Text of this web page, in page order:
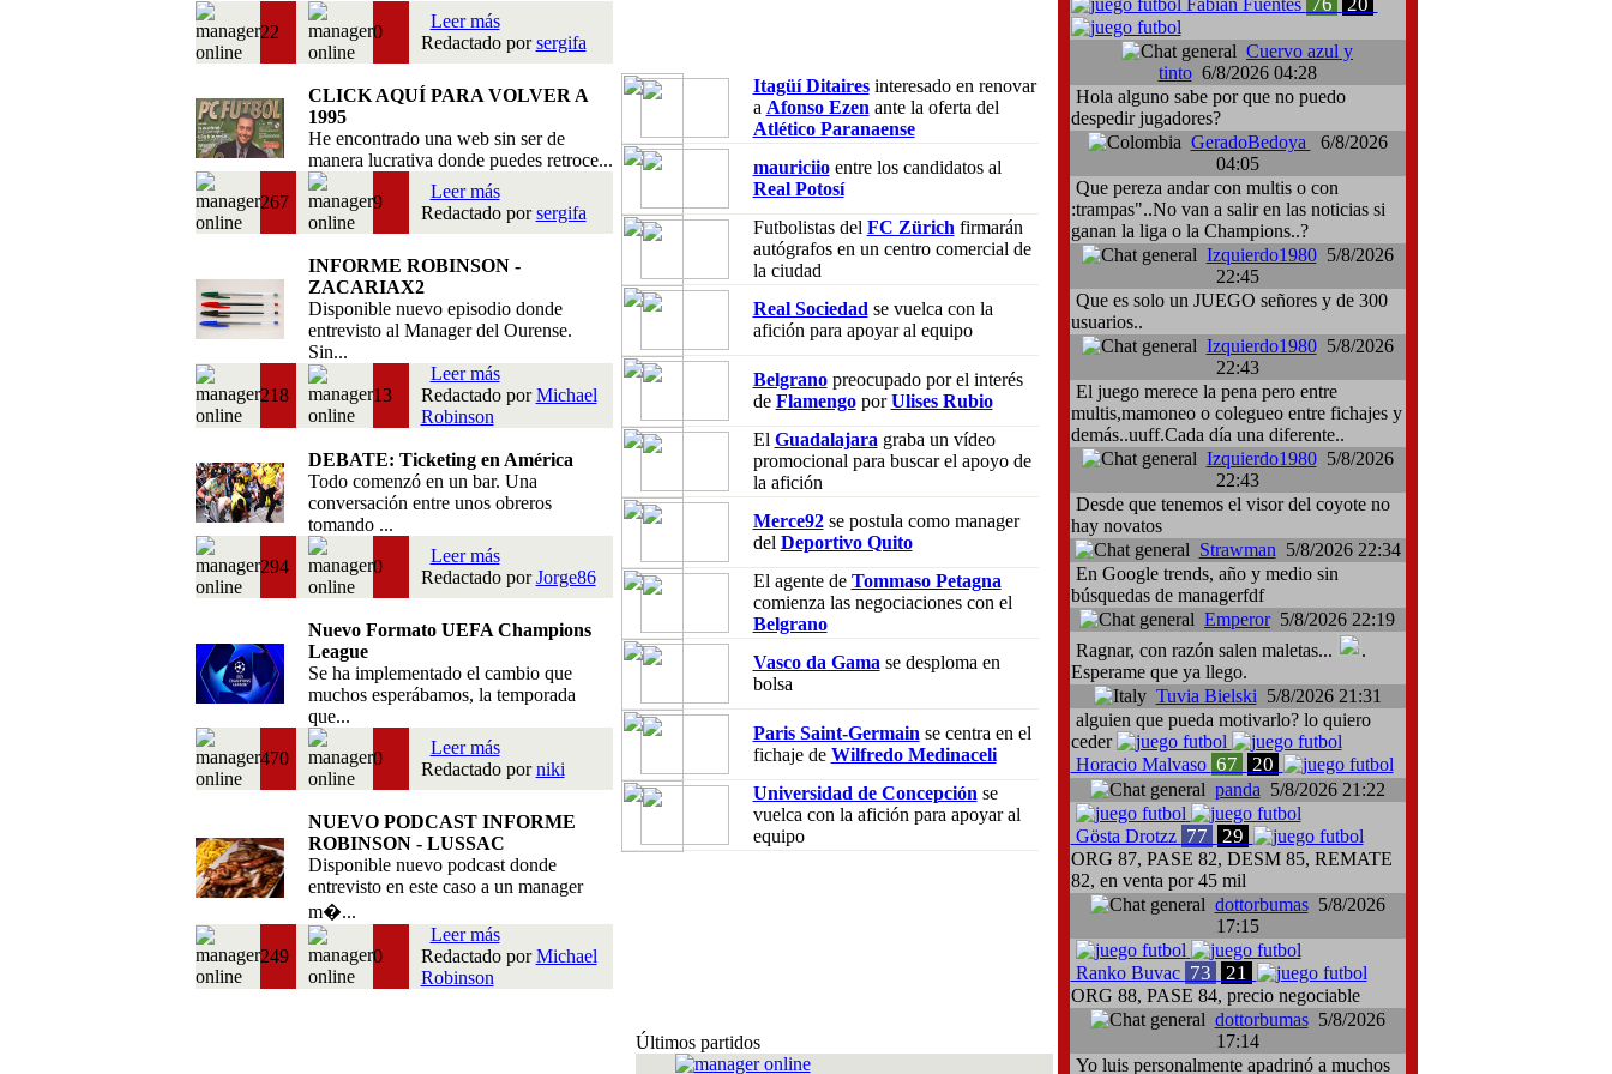
22 0
Leer más
Redactado porsergifa
CLICK AQUÍ PARA VOLVER A
1995
He encontrado una web sin ser de
manera lucrativa donde puedes retroce...
267 9
Leer más
Redactado porsergifa
INFORME ROBINSON -
ZACARIAX2
Disponible nuevo episodio donde
entrevisto al Manager del Ourense.
Sin...
218 13
Leer más
Redactado porMichael
Robinson
DEBATE: Ticketing en América
Todo comenzó en un bar. Una
conversación entre unos obreros
tomando ...
294 0
Leer más
Redactado porJorge86
Nuevo Formato UEFA Champions
League
Se ha implementado el cambio que
muchos esperábamos, la temporada
que...
470 0
Leer más
Redactado porniki
NUEVO PODCAST INFORME
ROBINSON - LUSSAC
Disponible nuevo podcast donde
entrevisto en este caso a un manager
m�...
249 0
Leer más
Redactado porMichael
Robinson
Itagüí Ditairesinteresado en renovar
a Afonso Ezen ante la oferta del
Atlético Paranaense
mauriciioentre los candidatos al
Real Potosí
Futbolistas del FC Zürich firmarán
autógrafos en un centro comercial de
la ciudad
Real Sociedad se vuelca con la
afición para apoyar al equipo
Belgranopreocupado por el interés
de FlamengoporUlises Rubio
El Guadalajara graba un vídeo
promocional para buscar el apoyo de
la afición
Merce92se postula como manager
del Deportivo Quito
El agente de Tommaso Petagna
comienza las negociaciones con el
Belgrano
Vasco da Gama se desploma en
bolsa
Paris Saint-Germain se centra en el
fichaje de Wilfredo Medinaceli
Universidad de Concepción se
vuelca con la afición para apoyar al
equipo
Últimos partidos
Fabian Fuentes
Cuervo azul y
tinto6/8/2026 04:28
Hola alguno sabe por que no puedo
despedir jugadores?
GeradoBedoya
6/8/2026
04:05
Que pereza andar con multis o con
:trampas"..No van a salir en las noticias si
ganan la liga o la Champions..?
Izquierdo19805/8/2026
22:45
Que es solo un JUEGO señores y de 300
usuarios..
Izquierdo19805/8/2026
22:43
El juego merece la pena pero entre
multis,mamoneo o colegueo entre fichajes y
demás..uuff.Cada día una diferente..
Izquierdo19805/8/2026
22:43
Desde que tenemos el visor del coyote no
hay novatos
Strawman 5/8/2026 22:34
En Google trends, año y medio sin
búsquedas de managerfdf
Emperor5/8/2026 22:19
Ragnar, con razón salen maletas...
.
Esperame que ya llego.
Tuvia Bielski 5/8/2026 21:31
alguien que pueda motivarlo? lo quiero
ceder
Horacio Malvaso 67 20
panda 5/8/2026 21:22
Gösta Drotzz 77 29
ORG 87, PASE 82, DESM 85, REMATE
82, en venta por 45 mil
dottorbumas5/8/2026
17:15
Ranko Buvac 73 21
ORG 88, PASE 84, precio negociable
dottorbumas5/8/2026
17:14
Yo luis personalmente apadrinó a muchos